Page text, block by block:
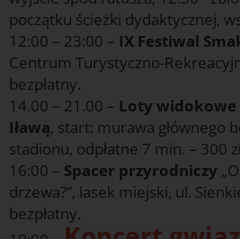
początku ścieżki dydaktycznej,
12:00 – 23:00 – IX Festiwal
Centrum Turystyczno-
bezpłatny.
14.00 – 21.00 – Loty
Iławą, start: murawa głównego
stadionu, odpłatne 7 min. – 300
16:00 – Spacer przyrodniczy
drzewa?”, lasek miejski, ul.
bezpłatny.